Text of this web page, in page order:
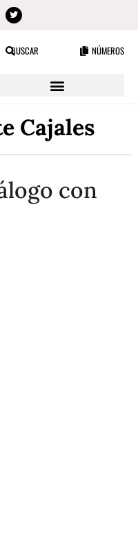
BUSCAR NÚMEROS
Cajales
con